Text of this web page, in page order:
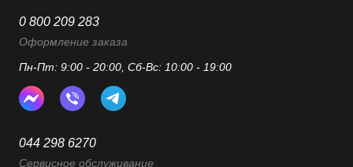
0 800 209 283
Оформление заказа
Пн-Пт: 9:00 - 20:00, Сб-Вс: 10:00 - 19:00
044 298 6270
Сервисное обслуживание